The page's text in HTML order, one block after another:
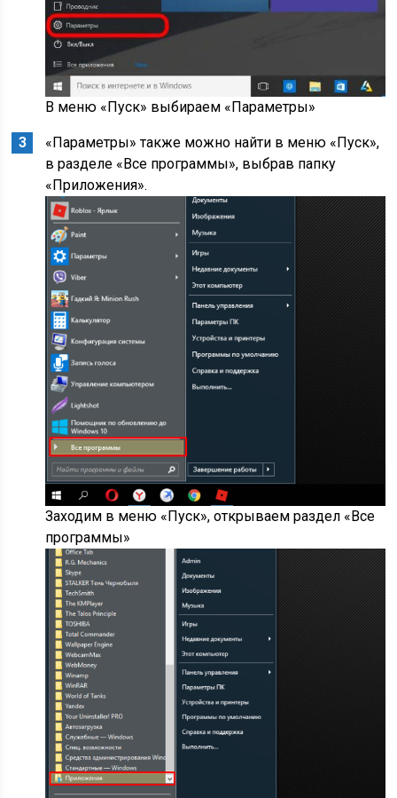
В меню «Пуск» выбираем «Параметры»
«Параметры» также можно найти в меню «Пуск»,
в разделе «Все программы», выбрав папку
«Приложения».
Заходим в меню «Пуск», открываем раздел «Все
программы»